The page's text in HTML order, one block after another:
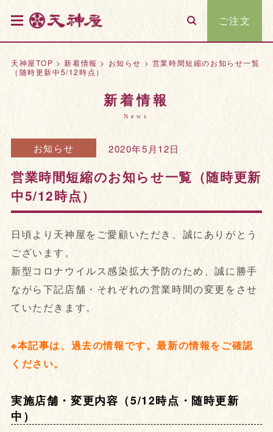
ご注文
天神屋TOP >新着情報 > お知らせ > 営業時間短縮のお知らせ一覧
（随時更新中5/12時点）
新着情報
News
お知らせ 2020年5月12日
営業時間短縮のお知らせ一覧（随時更新
中5/12時点）
日頃より天神屋をご愛顧いただき、誠にありがとう
ございます。
新型コロナウイルス感染拡大予防のため、誠に勝手
ながら下記店舗・それぞれの営業時間の変更をさせ
ていただきます。
※本記事は、過去の情報です。最新の情報をご確認
ください。
実施店舗・変更内容（5/12時点・随時更新
中）